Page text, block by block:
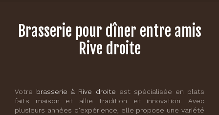
Brasserie pour dîner entre amis
Rive droite
Votre brasserie à Rive droite est spécialisée en plats
faits maison et allie tradition et innovation. Avec
plusieurs années d'expérience, elle propose une variété